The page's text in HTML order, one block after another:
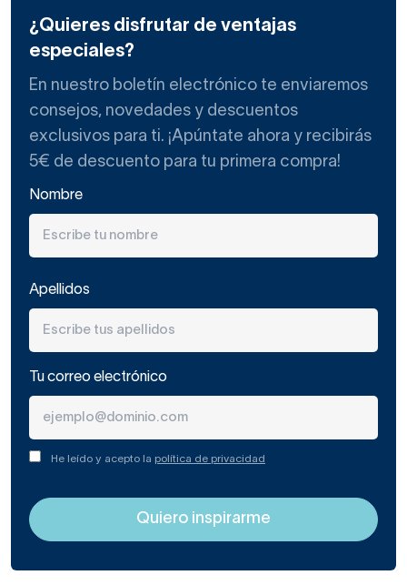
¿Quieres disfrutar de ventajas
especiales?
En nuestro boletín electrónico te enviaremos
consejos, novedades y descuentos
exclusivos para ti. ¡Apúntate ahora y recibirás
5€ de descuento para tu primera compra!
Nombre
Apellidos
Tu correo electrónico
He leído y acepto la política de privacidad